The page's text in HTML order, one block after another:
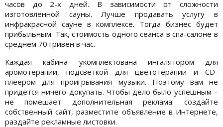
часов до 2-х дней. В зависимости от сложности
изготовленной сауны. Лучше продавать услугу в
инфракрасной сауне в комплексе. Тогда бизнес будет
прибыльным. Так, стоимость одного сеанса в спа-салоне в
среднем 70 гривен в час.
Каждая кабина укомплектована ингалятором для
аромотерапии, подсветкой для цветотерапии и CD-
плеером для проигрывания музыки. Поэтому вам не
придется ничего докупать. Чтобы дело было успешным –
не помешает дополнительная реклама: создайте
собственный сайт, разместите объявление в Интернете,
раздайте рекламные листовки.